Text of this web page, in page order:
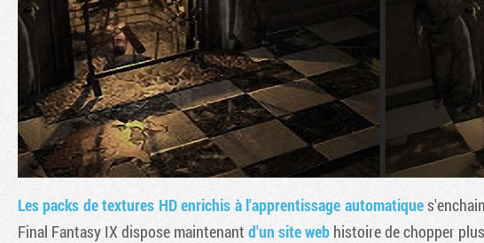
Les packs de textures HD enrichis à l'apprentissage automatique
Final Fantasy IX dispose maintenant d'un site web histoire de chopper